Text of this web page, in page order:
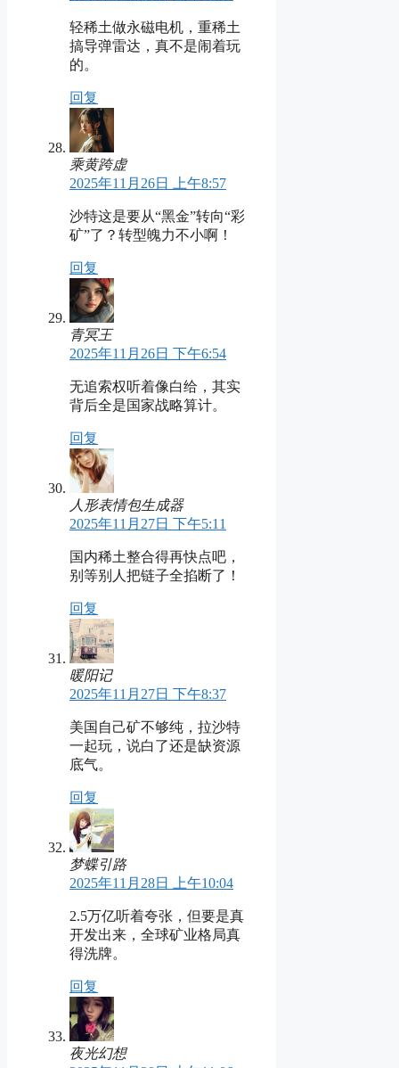
轻稀土做永磁电机，重稀土
搞导弹雷达，真不是闹着玩
的。
回复
乘黄跨虚
2025年11月26日 上午8:57
沙特这是要从“黑金”转向“彩
矿”了？转型魄力不小啊！
回复
青冥王
2025年11月26日 下午6:54
无追索权听着像白给，其实
背后全是国家战略算计。
回复
人形表情包生成器
2025年11月27日 下午5:11
国内稀土整合得再快点吧，
别等别人把链子全掐断了！
回复
暖阳记
2025年11月27日 下午8:37
美国自己矿不够纯，拉沙特
一起玩，说白了还是缺资源
底气。
回复
梦蝶引路
2025年11月28日 上午10:04
2.5万亿听着夸张，但要是真
开发出来，全球矿业格局真
得洗牌。
回复
夜光幻想